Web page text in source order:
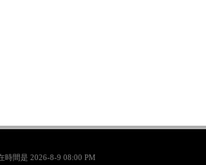
時間是 2026-8-9 08:00 PM